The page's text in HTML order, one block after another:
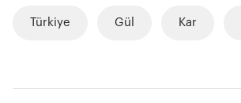
Türkiye Gül Kar